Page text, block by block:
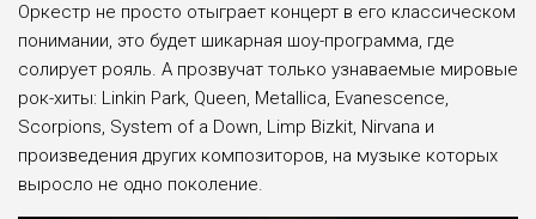
Оркестр не просто отыграет концерт в его классическом
понимании, это будет шикарная шоу-программа, где
солирует рояль. А прозвучат только узнаваемые мировые
рок-хиты: Linkin Park, Queen, Metallica, Evanescence,
Scorpions, System of a Down, Limp Bizkit, Nirvana и
произведения других композиторов, на музыке которых
выросло не одно поколение.